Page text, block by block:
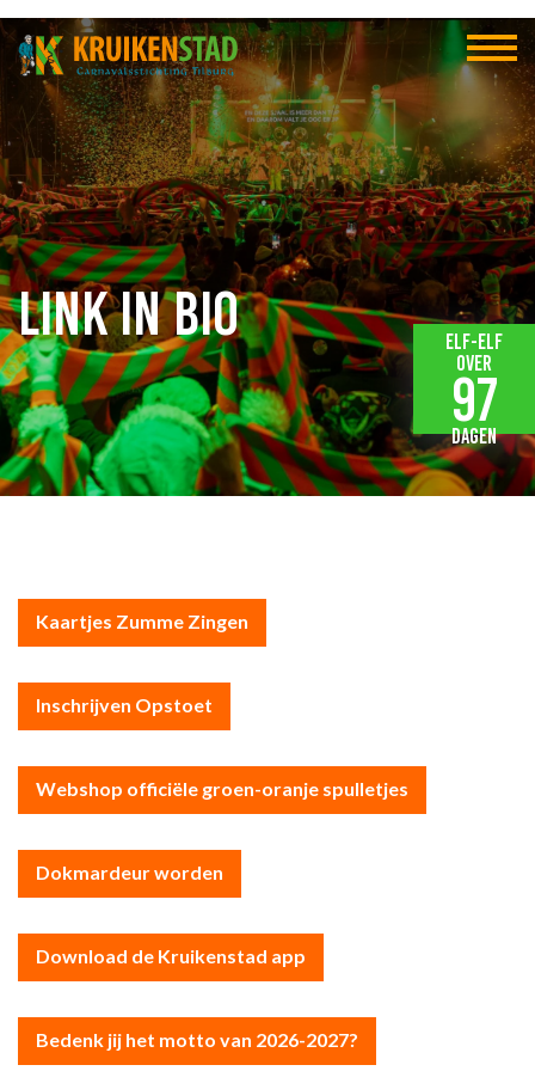
Link in bio
Kaartjes Zumme Zingen
Inschrijven Opstoet
Webshop officiële groen-oranje spulletjes
Dokmardeur worden
Download de Kruikenstad app
Bedenk jij het motto van 2026-2027?
Elf-elf
over
97
dagen